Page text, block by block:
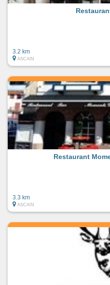
3.2 km
ASCAIN
Restaurant
3.3 km
ASCAIN